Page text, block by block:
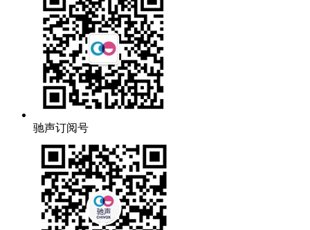
驰声订阅号